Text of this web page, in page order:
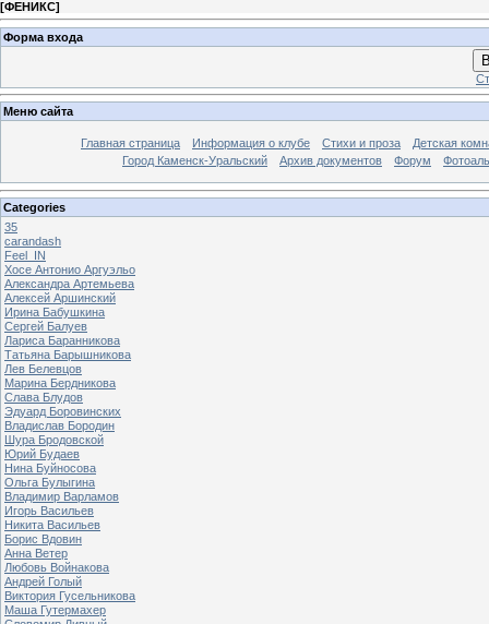
[ФЕНИКС]
Форма входа
Меню сайта
Главная страница Информация о клубе Стихи и проза
Детская
Город Каменск-Уральский
Архив документов Форум
Categories
35
carandash
Feel_IN
Хосе Антонио Аргуэльо
Александра Артемьева
Алексей Аршинский
Ирина Бабушкина
Сергей Балуев
Лариса Баранникова
Татьяна Барышникова
Лев Белевцов
Марина Бердникова
Слава Блудов
Эдуард Боровинских
Владислав Бородин
Шура Бродовской
Юрий Будаев
Нина Буйносова
Ольга Булыгина
Владимир Варламов
Игорь Васильев
Никита Васильев
Борис Вдовин
Анна Ветер
Любовь Войнакова
Андрей Голый
Виктория Гусельникова
Маша Гутермахер